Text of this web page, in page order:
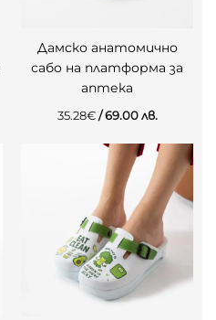
Дамско анатомично
сабо на платформа за
аптека
35.28€/ 69.00 лв.